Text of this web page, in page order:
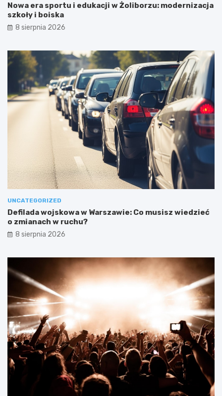
Nowa era sportu i edukacji w Żoliborzu: modernizacja
szkoły i boiska
8 sierpnia 2026
UNCATEGORIZED
Defilada wojskowa w Warszawie: Co musisz wiedzieć
o zmianach w ruchu?
8 sierpnia 2026